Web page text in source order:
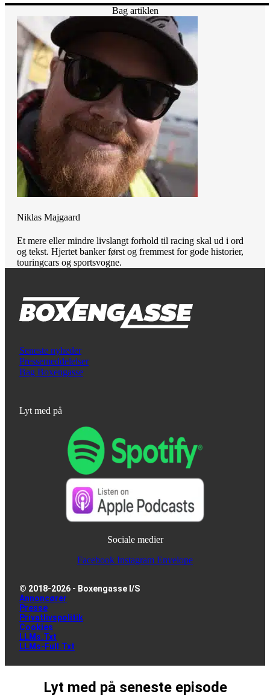
Bag artiklen
Niklas Majgaard
Et mere eller mindre livslangt forhold til racing skal ud i ord
og tekst. Hjertet banker først og fremmest for gode historier,
touringcars og sportsvogne.
Seneste nyheder
Pressemeddelelser
Bag Boxengasse
Lyt med på
Sociale medier
Facebook Instagram Envelope
© 2018-2026 - Boxengasse I/S
Annoncører
Presse
Privatlivspolitik
Cookies
LLMs.txt
LLMs-Full.txt
Lyt med på seneste episode